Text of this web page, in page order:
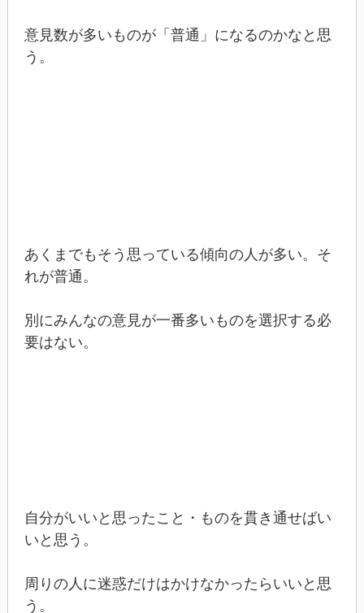
意見数が多いものが「普通」になるのかなと思
う。
あくまでもそう思っている傾向の人が多い。そ
れが普通。
別にみんなの意見が一番多いものを選択する必
要はない。
自分がいいと思ったこと・ものを貫き通せばい
いと思う。
周りの人に迷惑だけはかけなかったらいいと思
う。